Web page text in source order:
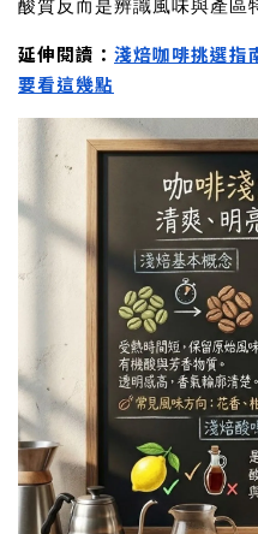
酸質反而是辨識風味與產區
延伸閱讀： 淺焙咖啡挑選指
要看這幾點